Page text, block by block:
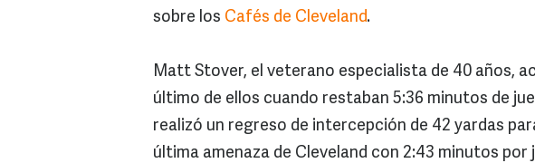
sobre los Cafés de Cleveland.
Matt Stover, el veterano especialista de 40 años,
último de ellos cuando restaban 5:36 minutos de
realizó un regreso de intercepción de 42 yardas
última amenaza de Cleveland con 2:43 minutos por